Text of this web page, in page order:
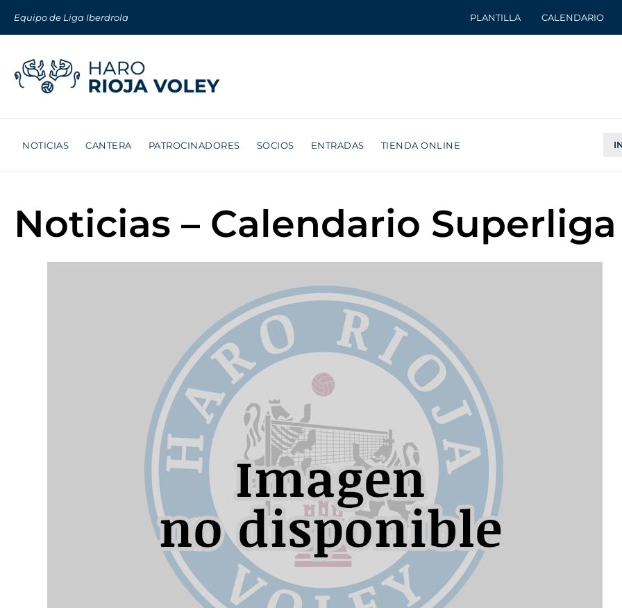
Equipo de Liga Iberdrola PLANTILLA CALENDARIO
NOTICIAS CANTERA PATROCINADORES SOCIOS ENTRADAS TIENDA ONLINE
Noticias – Calendario Superliga